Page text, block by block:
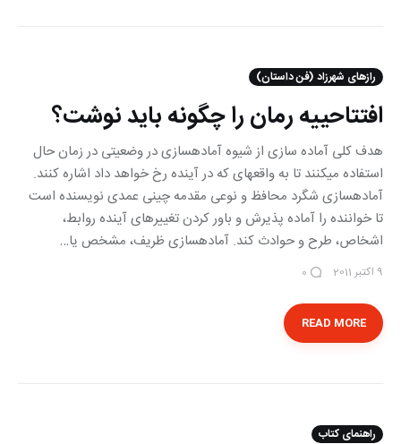
رازهای شهرزاد (فن داستان)
افتتاحییه رمان را چگونه باید نوشت؟
هدف کلی آماده سازی از شیوه آماده‎سازی در وضعیتی در زمان حال
استفاده می‎کنند تا به واقعه‎ای که در آینده رخ خواهد داد اشاره کنند.
آماده‎سازی شگرد محافظ و نوعی مقدمه چینی عمدی نویسنده است
تا خواننده را آماده پذیرش و باور کردن تغییر‎های آینده روابط،
اشخاص، طرح و حوادث کند. آماده‎سازی ظریف، مشخص یا…
9 اکتبر 2011 0
READ MORE
راهنمای کتاب